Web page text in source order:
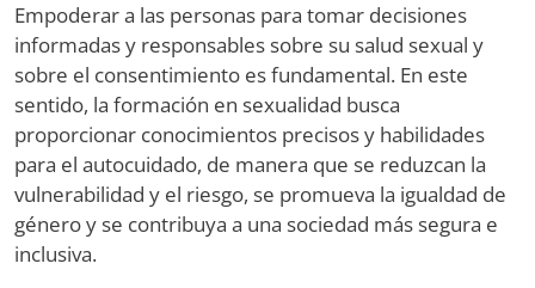
Empoderar a las personas para tomar decisiones
informadas y responsables sobre su salud sexual y
sobre el consentimiento es fundamental. En este
sentido, la formación en sexualidad busca
proporcionar conocimientos precisos y habilidades
para el autocuidado, de manera que se reduzcan la
vulnerabilidad y el riesgo, se promueva la igualdad de
género y se contribuya a una sociedad más segura e
inclusiva.